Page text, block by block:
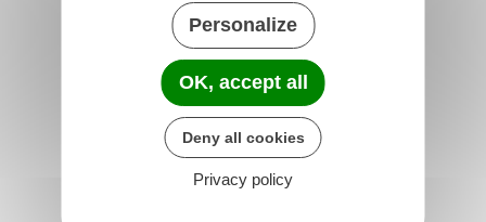
emprisonnement(ou une
alternative à la prison). Il peut
également condamner le prévenu à
une peine d'amende. En plus de ces
sanctions, le prévenu encourt des
peines complémentaires
Personalize
OK, accept all
Deny all cookies
Privacy policy